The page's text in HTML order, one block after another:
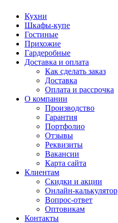
Кухни
Шкафы-купе
Гостиные
Прихожие
Гардеробные
Доставка и оплата
Как сделать заказ
Доставка
Оплата и рассрочка
О компании
Производство
Гарантия
Портфолио
Отзывы
Реквизиты
Вакансии
Карта сайта
Клиентам
Скидки и акции
Онлайн-калькулятор
Вопрос-ответ
Оптовикам
Контакты